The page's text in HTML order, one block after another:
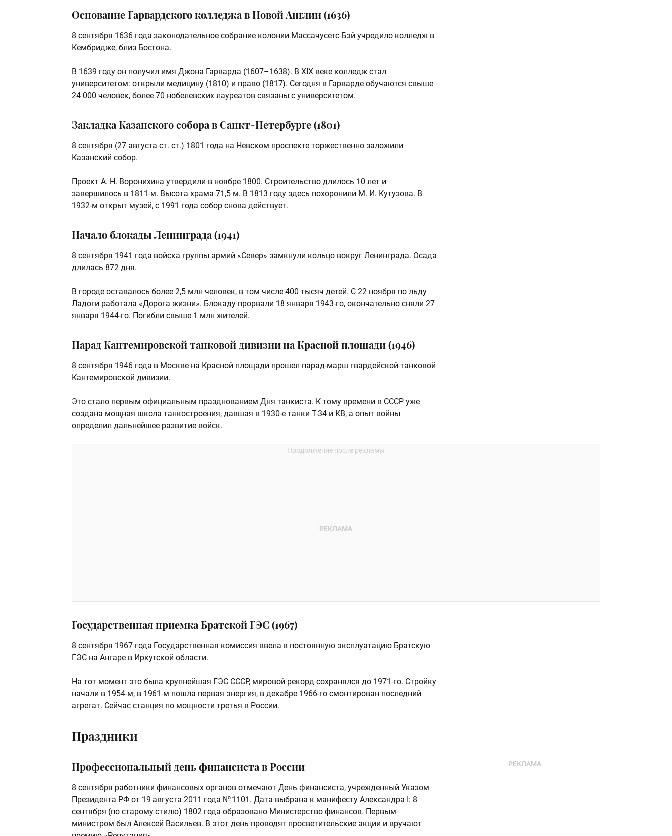
Основание Гарвардского колледжа в Новой Англии (1636)
8 сентября 1636 года законодательное собрание колонии Массачусетс-Бэй учредило колледж в
Кембридже, близ Бостона.
В 1639 году он получил имя Джона Гарварда (1607–1638). В XIX веке колледж стал
университетом: открыли медицину (1810) и право (1817). Сегодня в Гарварде обучаются свыше
24 000 человек, более 70 нобелевских лауреатов связаны с университетом.
Закладка Казанского собора в Санкт-Петербурге (1801)
8 сентября (27 августа ст. ст.) 1801 года на Невском проспекте торжественно заложили
Казанский собор.
Проект А. Н. Воронихина утвердили в ноябре 1800. Строительство длилось 10 лет и
завершилось в 1811-м. Высота храма 71,5 м. В 1813 году здесь похоронили М. И. Кутузова. В
1932-м открыт музей, с 1991 года собор снова действует.
Начало блокады Ленинграда (1941)
8 сентября 1941 года войска группы армий «Север» замкнули кольцо вокруг Ленинграда. Осада
длилась 872 дня.
В городе оставалось более 2,5 млн человек, в том числе 400 тысяч детей. С 22 ноября по льду
Ладоги работала «Дорога жизни». Блокаду прорвали 18 января 1943-го, окончательно сняли 27
января 1944-го. Погибли свыше 1 млн жителей.
Парад Кантемировской танковой дивизии на Красной площади (1946)
8 сентября 1946 года в Москве на Красной площади прошел парад-марш гвардейской танковой
Кантемировской дивизии.
Это стало первым официальным празднованием Дня танкиста. К тому времени в СССР уже
создана мощная школа танкостроения, давшая в 1930-е танки Т-34 и КВ, а опыт войны
определил дальнейшее развитие войск.
Государственная приемка Братской ГЭС (1967)
8 сентября 1967 года Государственная комиссия ввела в постоянную эксплуатацию Братскую
ГЭС на Ангаре в Иркутской области.
На тот момент это была крупнейшая ГЭС СССР, мировой рекорд сохранялся до 1971-го. Стройку
начали в 1954-м, в 1961-м пошла первая энергия, в декабре 1966-го смонтирован последний
агрегат. Сейчас станция по мощности третья в России.
Праздники
Профессиональный день финансиста в России
8 сентября работники финансовых органов отмечают День финансиста, учрежденный Указом
Президента РФ от 19 августа 2011 года № 1101. Дата выбрана к манифесту Александра I: 8
сентября (по старому стилю) 1802 года образовано Министерство финансов. Первым
министром был Алексей Васильев. В этот день проводят просветительские акции и вручают